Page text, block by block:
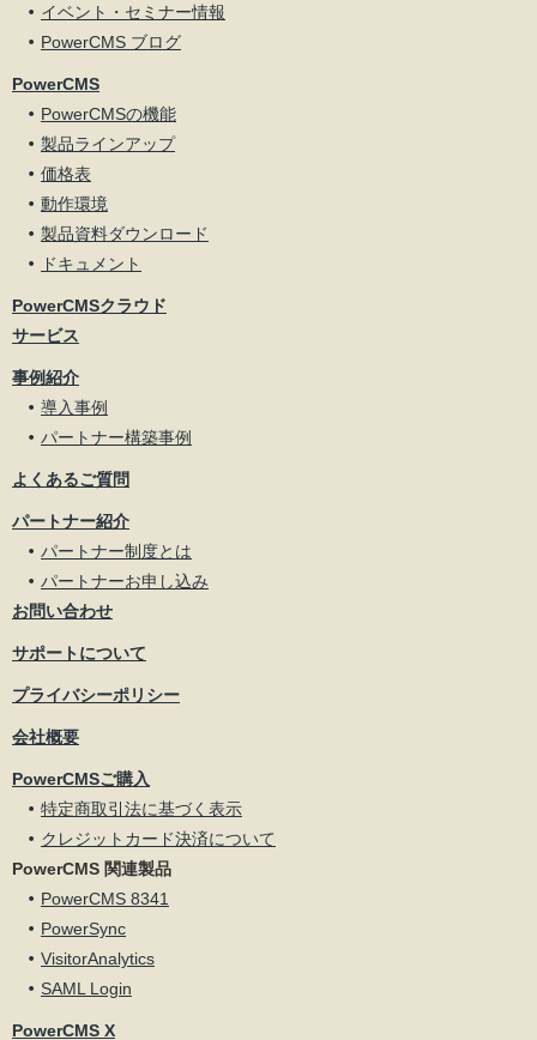
イベント・セミナー情報
PowerCMS ブログ
PowerCMS
PowerCMSの機能
製品ラインアップ
価格表
動作環境
製品資料ダウンロード
ドキュメント
PowerCMSクラウド
サービス
事例紹介
導入事例
パートナー構築事例
よくあるご質問
パートナー紹介
パートナー制度とは
パートナーお申し込み
お問い合わせ
サポートについて
プライバシーポリシー
会社概要
PowerCMSご購入
特定商取引法に基づく表示
クレジットカード決済について
PowerCMS 関連製品
PowerCMS 8341
PowerSync
VisitorAnalytics
SAML Login
PowerCMS X